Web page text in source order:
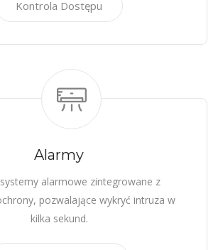
Kontrola Dostępu
Alarmy
alarmowe zintegrowane z
pozwalające wykryć intruza w
kilka sekund.